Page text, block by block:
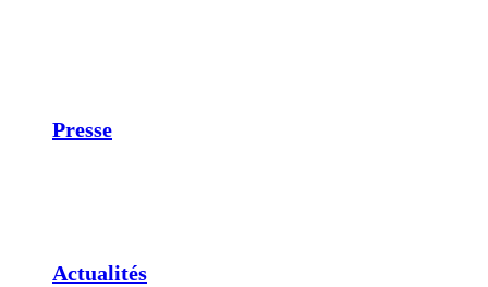
Presse
Actualités